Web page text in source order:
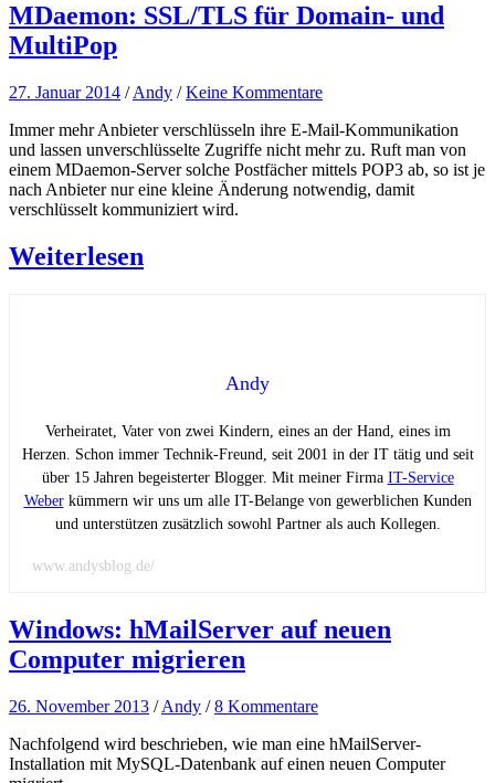
MDaemon: SSL/TLS für Domain- und
MultiPop
27. Januar 2014 /Andy /Keine Kommentare
Immer mehr Anbieter verschlüsseln ihre E-Mail-Kommunikation
und lassen unverschlüsselte Zugriffe nicht mehr zu. Ruft man von
einem MDaemon-Server solche Postfächer mittels POP3 ab, so ist je
nach Anbieter nur eine kleine Änderung notwendig, damit
verschlüsselt kommuniziert wird.
Weiterlesen
Andy
Verheiratet, Vater von zwei Kindern, eines an der Hand, eines im
Herzen. Schon immer Technik-Freund, seit 2001 in der IT tätig und seit
über 15 Jahren begeisterter Blogger. Mit meiner Firma IT-Service
Weberkümmern wir uns um alle IT-Belange von gewerblichen Kunden
und unterstützen zusätzlich sowohl Partner als auch Kollegen.
www.andysblog.de/
Windows: hMailServer auf neuen
Computer migrieren
26. November 2013 /Andy /8 Kommentare
Nachfolgend wird beschrieben, wie man eine hMailServer-
Installation mit MySQL-Datenbank auf einen neuen Computer